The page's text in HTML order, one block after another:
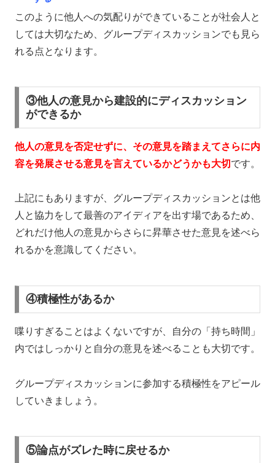
このように他人への気配りができていることが社会人と
しては大切なため、グループディスカッションでも見ら
れる点となります。
③他人の意見から建設的にディスカッション
ができるか
他人の意見を否定せずに、その意見を踏まえてさらに内
容を発展させる意見を言えているかどうかも大切です。
上記にもありますが、グループディスカッションとは他
人と協力をして最善のアイディアを出す場であるため、
どれだけ他人の意見からさらに昇華させた意見を述べら
れるかを意識してください。
④積極性があるか
喋りすぎることはよくないですが、自分の「持ち時間」
内ではしっかりと自分の意見を述べることも大切です。
グループディスカッションに参加する積極性をアピール
していきましょう。
⑤論点がズレた時に戻せるか